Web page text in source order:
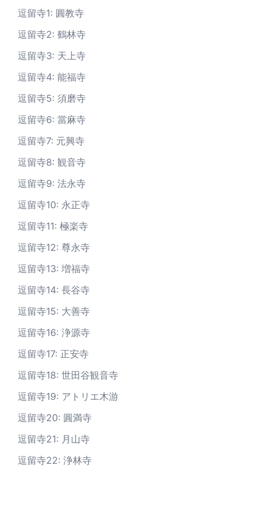
逗留寺1: 圓教寺
逗留寺2: 鶴林寺
逗留寺3: 天上寺
逗留寺4: 能福寺
逗留寺5: 須磨寺
逗留寺6: 當麻寺
逗留寺7: 元興寺
逗留寺8: 観音寺
逗留寺9: 法永寺
逗留寺10: 永正寺
逗留寺11: 極楽寺
逗留寺12: 尊永寺
逗留寺13: 増福寺
逗留寺14: 長谷寺
逗留寺15: 大善寺
逗留寺16: 浄源寺
逗留寺17: 正安寺
逗留寺18: 世田谷観音寺
逗留寺19: アトリエ木游
逗留寺20: 圓満寺
逗留寺21: 月山寺
逗留寺22: 浄林寺